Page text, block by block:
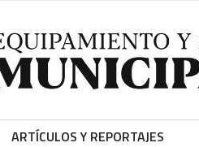
ARTÍCULOS Y REPORTAJES